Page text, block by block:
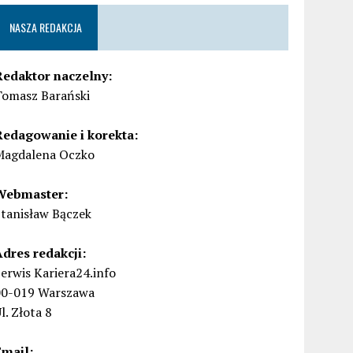
NASZA REDAKCJA
naczelny:
Barański
i korekta:
Oczko
Bączek
redakcji:
Kariera24.info
019 Warszawa
Złota 8